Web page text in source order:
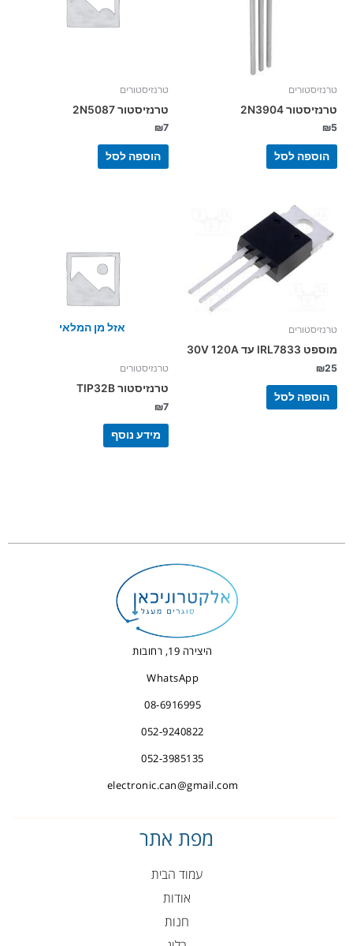
טרנזיסטורים
טרנזיסטור 2N3904
₪5
הוספה לסל
טרנזיסטורים
טרנזיסטור 2N5087
₪7
הוספה לסל
טרנזיסטורים
מוספט IRL7833 עד 30V 120A
₪25
הוספה לסל
אזל מן המלאי
טרנזיסטורים
טרנזיסטור TIP32B
₪7
מידע נוסף
היצירה 19, רחובות
WhatsApp
08-6916995
052-9240822
052-3985135
electronic.can@gmail.com
מפת אתר
עמוד הבית
אודות
חנות